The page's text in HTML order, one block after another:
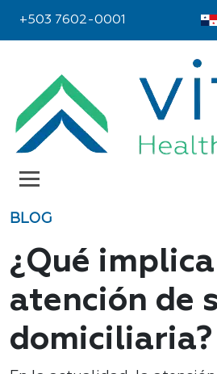
+503 7602-0001
BLOG
¿Qué
atención de
domiciliaria?